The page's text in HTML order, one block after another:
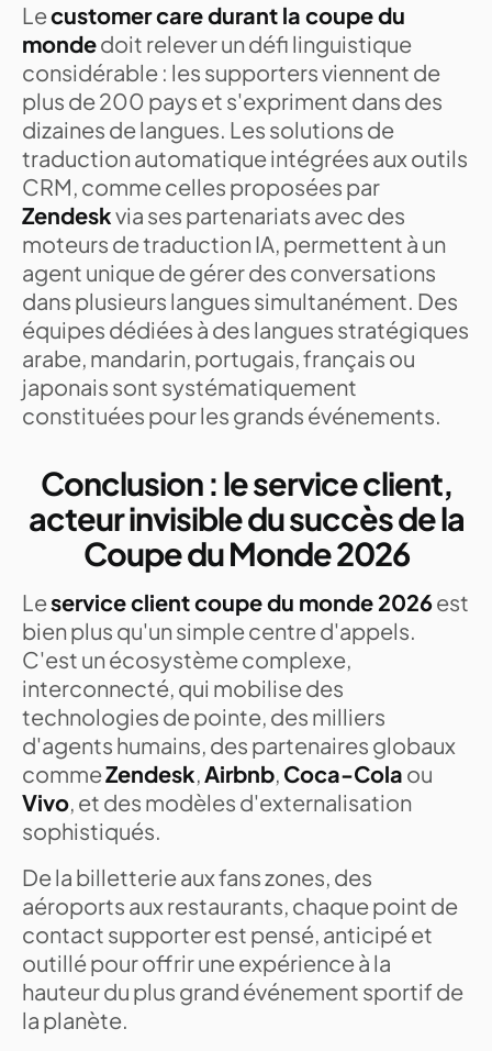
Lecustomer care durant la coupe du
mondedoit relever un défi linguistique
considérable : les supporters viennent de
plus de 200 pays et s'expriment dans des
dizaines de langues. Les solutions de
traduction automatique intégrées aux outils
CRM, comme celles proposées par
Zendeskvia ses partenariats avec des
moteurs de traduction IA, permettent à un
agent unique de gérer des conversations
dans plusieurs langues simultanément. Des
équipes dédiées à des langues stratégiques
arabe, mandarin, portugais, français ou
japonais sont systématiquement
constituées pour les grands événements.
Conclusion : le service client,
acteur invisible du succès de la
Coupe du Monde 2026
Leservice client coupe du monde 2026est
bien plus qu'un simple centre d'appels.
C'est un écosystème complexe,
interconnecté, qui mobilise des
technologies de pointe, des milliers
d'agents humains, des partenaires globaux
commeZendesk,Airbnb, Coca-Cola ou
Vivo, et des modèles d'externalisation
sophistiqués.
De la billetterie aux fans zones, des
aéroports aux restaurants, chaque point de
contact supporter est pensé, anticipé et
outillé pour offrir une expérience à la
hauteur du plus grand événement sportif de
la planète.